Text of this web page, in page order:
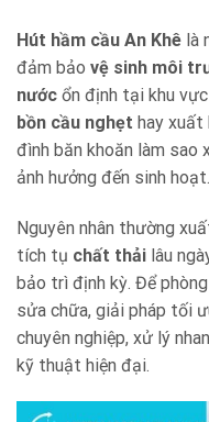
Hút hầm cầu An Khê là
đảm bảo vệ sinh môi
nước ổn định tại khu
bồn cầu nghẹt hay xuất
đình băn khoăn làm sao
ảnh hưởng đến sinh hoạt.
Nguyên nhân thường
tích tụ chất thải lâu
bảo trì định kỳ. Để
sửa chữa, giải pháp tối
chuyên nghiệp, xử lý
kỹ thuật hiện đại.